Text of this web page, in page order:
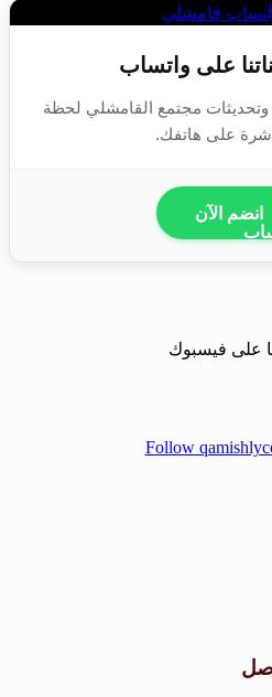
على واتساب
وتحديثات مجتمع القامشلي لحظة
على هاتفك.
انضم الآن